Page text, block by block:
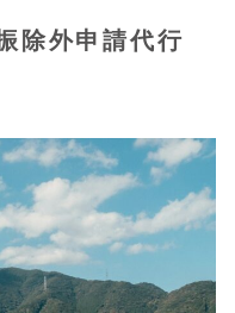
除外申請代行